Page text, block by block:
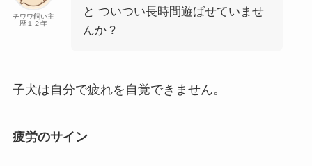
チワワ飼い主
歴１２年
と ついつい長時間遊ばせていませ
んか？
子犬は自分で疲れを自覚できません。
疲労のサイン